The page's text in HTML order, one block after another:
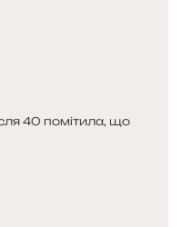
40 помітила, що